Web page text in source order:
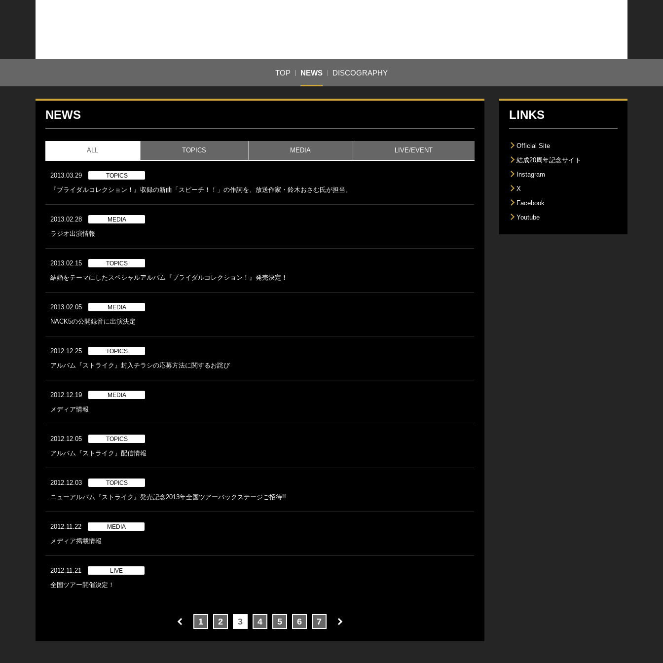
TOP NEWS DISCOGRAPHY
NEWS
ALL TOPICS MEDIA LIVE/EVENT
2013.03.29 TOPICS
『ブライダルコレクション！』収録の新曲「スピーチ！！」の作詞を、放送作家・鈴木おさむ氏が担当。
2013.02.28 MEDIA
ラジオ出演情報
2013.02.15 TOPICS
結婚をテーマにしたスペシャルアルバム『ブライダルコレクション！』発売決定！
2013.02.05 MEDIA
NACK5の公開録音に出演決定
2012.12.25 TOPICS
アルバム『ストライク』封入チラシの応募方法に関するお詫び
2012.12.19 MEDIA
メディア情報
2012.12.05 TOPICS
アルバム『ストライク』配信情報
2012.12.03 TOPICS
ニューアルバム『ストライク』発売記念2013年全国ツアーバックステージご招待!!
2012.11.22 MEDIA
メディア掲載情報
2012.11.21 LIVE
全国ツアー開催決定！
1 2 3 4 5 6 7
LINKS
Official Site
結成20周年記念サイト
Instagram
X
Facebook
Youtube